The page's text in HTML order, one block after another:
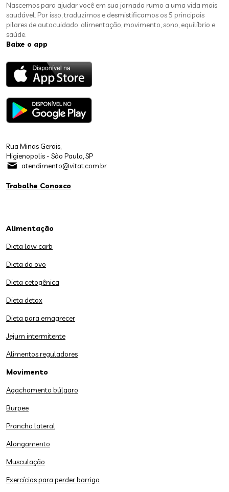
Nascemos para ajudar você em sua jornada rumo a uma vida mais
saudável. Por isso, traduzimos e desmistificamos os 5 principais
pilares de autocuidado: alimentação, movimento, sono, equilíbrio e
saúde.
Baixe o app
Rua Minas Gerais,
Higienopolis - São Paulo, SP
atendimento@vitat.com.br
Trabalhe Conosco
Alimentação
Dieta low carb
Dieta do ovo
Dieta cetogênica
Dieta detox
Dieta para emagrecer
Jejum intermitente
Alimentos reguladores
Movimento
Agachamento búlgaro
Burpee
Prancha lateral
Alongamento
Musculação
Exercícios para perder barriga